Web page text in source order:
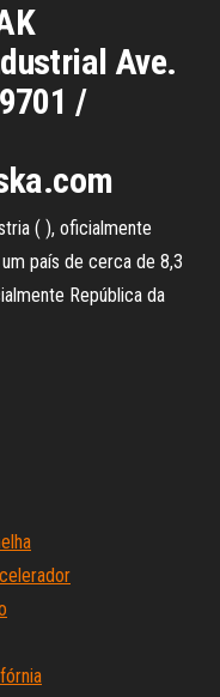
Ave.
/
( ), oficialmente
país de cerca de 8,3
República da